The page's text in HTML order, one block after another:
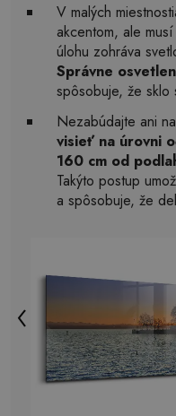
V malých
akcentom, ale
úlohu zohráva
Správne
spôsobuje, že sklo
Nezabúdajte ani
visieť na úrovni
160 cm od
Takýto postup
a spôsobuje, že